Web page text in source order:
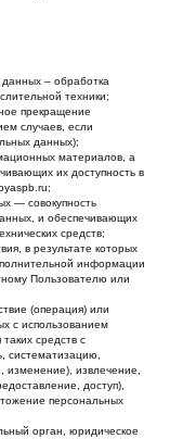
– обработка
техники;
прекращение
случаев, если
данных);
материалов, а
их доступность в
— совокупность
и обеспечивающих
средств;
в результате которых
информации
Пользователю или
(операция) или
с использованием
средств с
систематизацию,
изменение), извлечение,
доступ),
персональных
орган, юридическое